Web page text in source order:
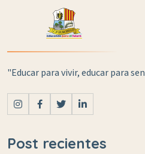
"Educar para vivir, educar para
Post recientes